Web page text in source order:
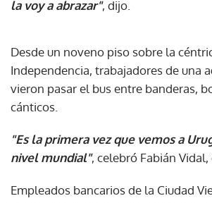
la voy a abrazar", dijo.
Desde un noveno piso sobre la
Independencia, trabajadores de una
vieron pasar el bus entre banderas,
cánticos.
"Es la primera vez que vemos a
nivel mundial", celebró Fabián Vidal,
Empleados bancarios de la Ciudad